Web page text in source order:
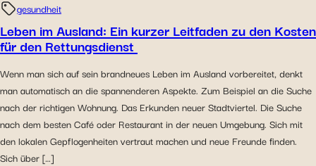
gesundheit
Leben im Ausland: Ein kurzer Leitfaden zu den Kosten
für den Rettungsdienst
Wenn man sich auf sein brandneues Leben im Ausland vorbereitet, denkt
man automatisch an die spannenderen Aspekte. Zum Beispiel an die Suche
nach der richtigen Wohnung. Das Erkunden neuer Stadtviertel. Die Suche
nach dem besten Café oder Restaurant in der neuen Umgebung. Sich mit
den lokalen Gepflogenheiten vertraut machen und neue Freunde finden.
Sich über […]